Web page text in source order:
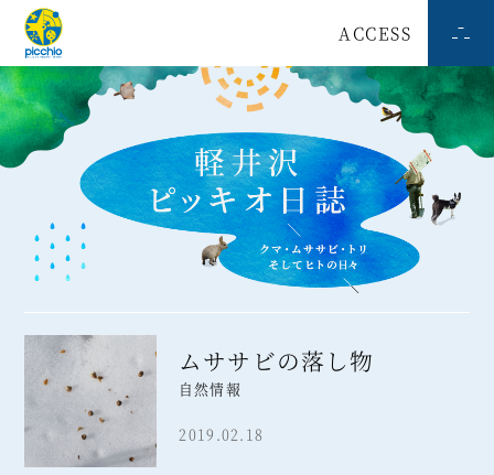
ACCESS
ムササビの落し物
自然情報
2019.02.18